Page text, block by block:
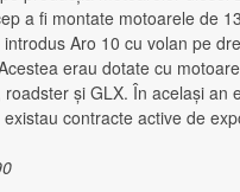
a fi montate motoarele de
Aro 10 cu volan pe
erau dotate cu
roadster şi GLX. În acelaşi an
contracte active de